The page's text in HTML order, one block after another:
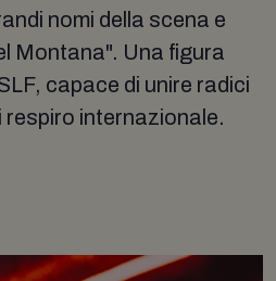
nomi della scena e
Montana". Una figura
capace di unire radici
respiro internazionale.